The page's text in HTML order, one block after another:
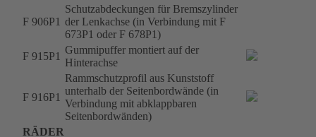
F 906P1
Schutzabdeckungen für Bremszylinder
der Lenkachse (in Verbindung mit F
673P1 oder F 678P1)
F 915P1
Gummipuffer montiert auf der
Hinterachse
F 916P1
Rammschutzprofil aus Kunststoff
unterhalb der Seitenbordwände (in
Verbindung mit abklappbaren
Seitenbordwänden)
RÄDER